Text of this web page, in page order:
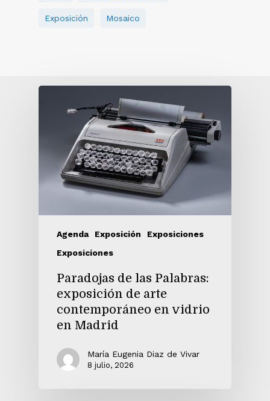
Exposición Mosaico
Agenda Exposición
Exposiciones
Exposiciones
Paradojas de las Palabras:
exposición de arte
contemporáneo en vidrio
en Madrid
María Eugenia Diaz de Vivar
8 julio, 2026